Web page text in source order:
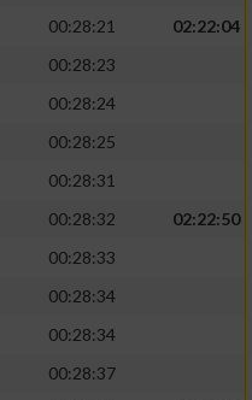
00:28:21
02:22:04
00:28:23
00:28:24
00:28:25
00:28:31
00:28:32
02:22:50
00:28:33
00:28:34
00:28:34
00:28:37